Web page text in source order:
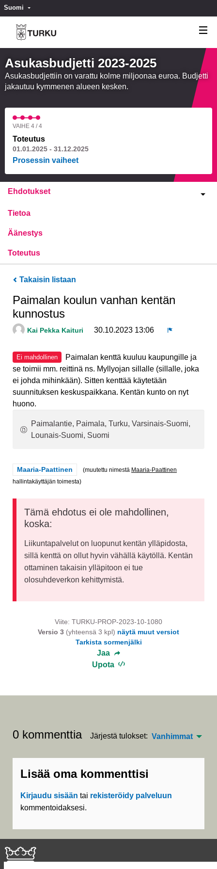
Suomi Valitse kieli
Asukasbudjetti 2023-2025
Asukasbudjettiin on varattu kolme miljoonaa euroa. Budjetti
jakautuu kymmenen alueen kesken.
VAIHE 4 / 4
Toteutus
01.01.2025 - 31.12.2025
Prosessin vaiheet
Ehdotukset
Tietoa
Äänestys
Toteutus
Takaisin listaan
Paimalan koulun vanhan kentän
kunnostus
Kai Pekka Kaituri
30.10.2023 13:06
Ei mahdollinen
Paimalan kenttä kuuluu kaupungille ja
se toimii mm. reittinä ns. Myllyojan sillalle (sillalle, joka
ei johda mihinkään). Sitten kenttää käytetään
suunnituksen keskuspaikkana. Kentän kunto on nyt
huono.
Paimalantie, Paimala, Turku, Varsinais-Suomi,
Lounais-Suomi, Suomi
Rajaa tulokset teeman mukaan: Maaria-Paattinen
Maaria-Paattinen (muutettu nimestä Maaria-Paattinen
hallintakäyttäjän toimesta)
Tämä ehdotus ei ole mahdollinen,
koska:
Liikuntapalvelut on luopunut kentän ylläpidosta,
sillä kenttä on ollut hyvin vähällä käytöllä. Kentän
ottaminen takaisin ylläpitoon ei tue
olosuhdeverkon kehittymistä.
Viite: TURKU-PROP-2023-10-1080
Versio 3 (yhteensä 3 kpl) näytä muut versiot
Tarkista sormenjälki
Jaa
Upota
0 kommenttia Järjestä tulokset: Vanhimmat
Lisää oma kommenttisi
Kirjaudu sisään tai rekisteröidy palveluun
kommentoidaksesi.